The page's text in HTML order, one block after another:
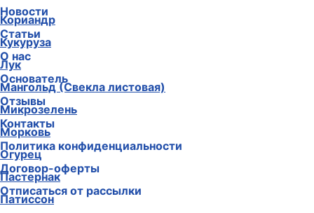
Кориандр
Кукуруза
Лук
Мангольд (Свекла листовая)
Микрозелень
Морковь
Огурец
Пастернак
Патиссон
Новости
Статьи
О нас
Основатель
Отзывы
Контакты
Политика конфиденциальности
Договор-оферты
Отписаться от рассылки